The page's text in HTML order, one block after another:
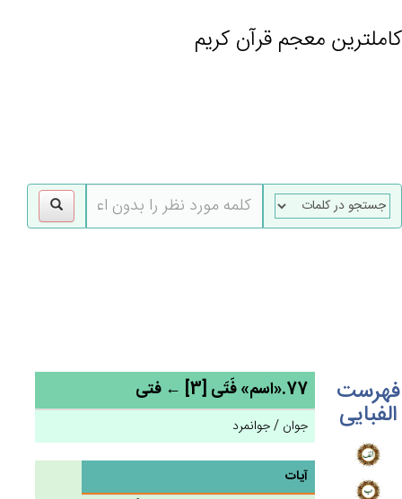
کاملترین معجم قرآن کریم
فهرست
الفبایی
77.«اسم» فَتَی [3] ← فتی
جوان / جوانمرد
آیات